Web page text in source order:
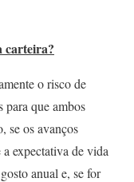
carteira?
o risco de
para que ambos
se os avanços
expectativa de vida
anual e, se for